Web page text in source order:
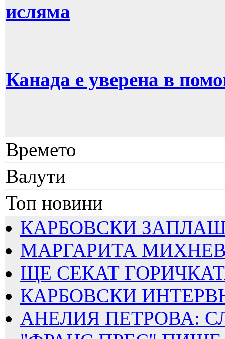
исляма
Канада е уверена в
Времето
Валути
Топ новини
КАРБОВСКИ
МАРГАРИТА
ЩЕ СЕКАТ
КАРБОВСКИ
АНЕЛИЯ ПЕТРОВА: